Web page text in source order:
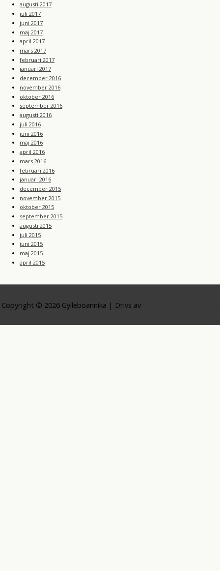
augusti 2017
juli 2017
juni 2017
maj 2017
april 2017
mars 2017
februari 2017
januari 2017
december 2016
november 2016
oktober 2016
september 2016
augusti 2016
juli 2016
juni 2016
maj 2016
april 2016
mars 2016
februari 2016
januari 2016
december 2015
november 2015
oktober 2015
september 2015
augusti 2015
juli 2015
juni 2015
maj 2015
april 2015
Copyright © 2026 Gylleboannika | Drivs av